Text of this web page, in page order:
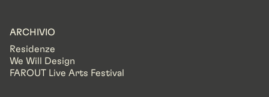
ARCHIVIO
Residenze
We Will Design
FAROUT Live Arts Festival